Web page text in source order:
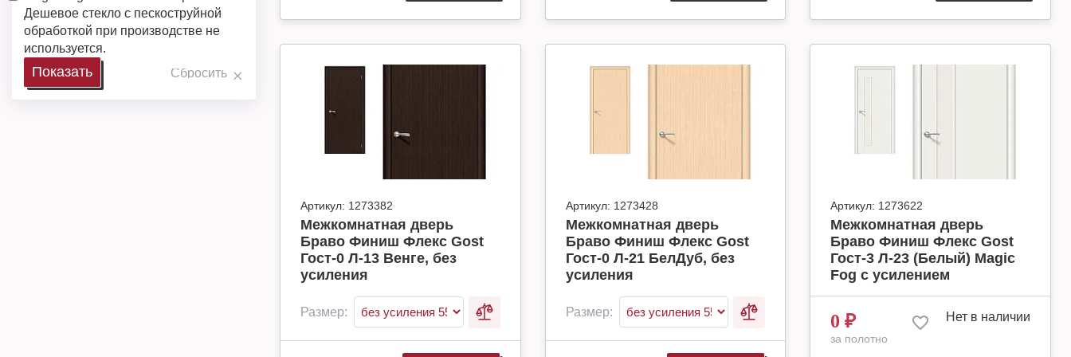
Дешевое стекло с пескоструйной
обработкой при производстве не
используется.
Артикул: 1273382
Межкомнатная дверь
Браво Финиш Флекс Gost
Гост-0 Л-13 Венге, без
усиления
Размер:
Артикул: 1273428
Межкомнатная дверь
Браво Финиш Флекс Gost
Гост-0 Л-21 БелДуб, без
усиления
Размер:
Артикул: 1273622
Межкомнатная дверь
Браво Финиш Флекс Gost
Гост-3 Л-23 (Белый) Magic
Fog с усилением
0 ₽
за полотно
Нет в наличии